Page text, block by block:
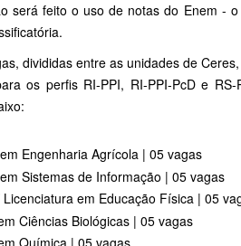
será feito o uso de notas do Enem -
divididas entre as unidades de
os perfis RI-PPI, RI-PPI-PcD e
Engenharia Agrícola | 05 vagas
Sistemas de Informação | 05 vagas
em Educação Física | 05
Ciências Biológicas | 05 vagas